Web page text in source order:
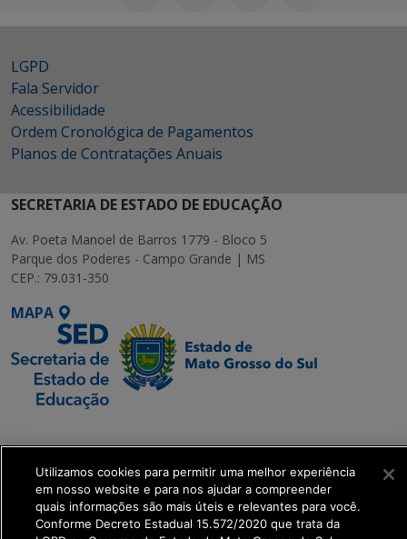
LGPD
Fala Servidor
Acessibilidade
Ordem Cronológica de Pagamentos
Planos de Contratações Anuais
SECRETARIA DE ESTADO DE EDUCAÇÃO
Av. Poeta Manoel de Barros 1779 - Bloco 5
Parque dos Poderes - Campo Grande | MS
CEP.: 79.031-350
MAPA
Executiva de
Transformação Digital
get_footer();
Utilizamos cookies para permitir uma melhor experiência
em nosso website e para nos ajudar a compreender
quais informações são mais úteis e relevantes para você.
Conforme Decreto Estadual 15.572/2020 que trata da